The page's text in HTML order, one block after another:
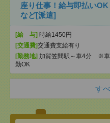
座り仕事！給与即払い
など[派遣]
[給 与] 時給1450円
[交通費]交通費支給有り
[勤務地] 加賀笠間駅～車4分 ※車
勤OK
す